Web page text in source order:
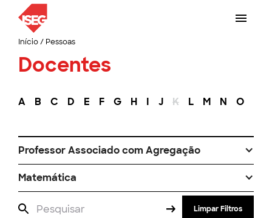
Início/ Pessoas
Docentes
A B C D E F G H I J K L M N O
Professor Associado com Agregação
Matemática
Limpar Filtros